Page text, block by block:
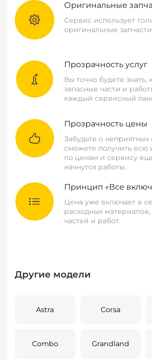
Оригинальные
Сервис использует
оригинальные запчасти
Прозрачность услуг
Вы точно будете знать,
запасные части и
каждый сервисный
Прозрачность цены
Забудьте о
сможете получить
по ценам и сервису
начнутся работы.
Принцип «Все
Цена уже включает в
расходных материалов,
частей и работ.
Другие модели
Astra Corsa
Combo Grandland